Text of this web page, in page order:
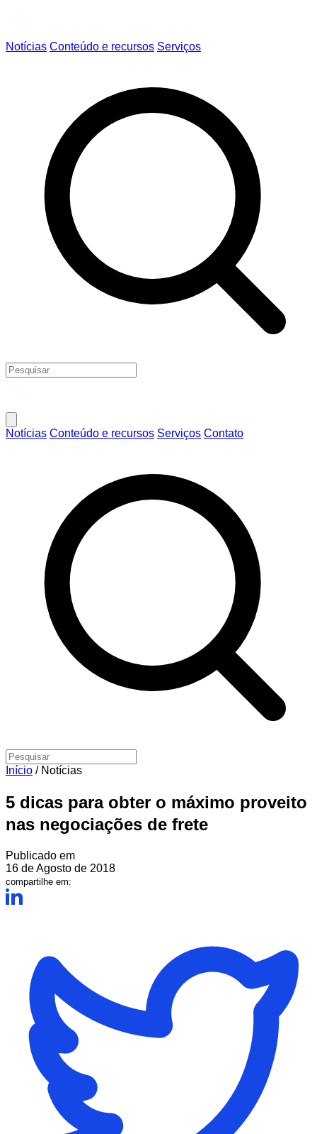
Notícias Conteúdo e recursos Serviços
Notícias Conteúdo e recursos Serviços Contato
Início / Notícias
5 dicas para obter o máximo proveito
nas negociações de frete
Publicado em
16 de Agosto de 2018
compartilhe em: